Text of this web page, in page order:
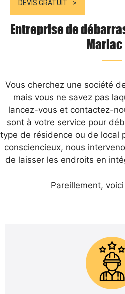
DEVIS GRATUIT
Entreprise de
Mariac
Vous cherchez une société
mais vous ne savez pas
lancez-vous et contactez-
sont à votre service pour
type de résidence ou de local
consciencieux, nous
de laisser les endroits en
Pareillement,